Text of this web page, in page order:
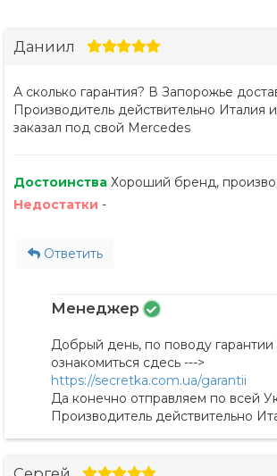
Даниил
А сколько гарантия? В Запорожье
Производитель действительно Италия
заказал под свой Mercedes
Достоинства Хороший бренд,
Недостатки -
Ответить
Менеджер
Добрый день, по поводу
ознакомиться сдесь --->
https://secretka.com.ua/garantii
Да конечно отправляем по всей
Производитель действительно